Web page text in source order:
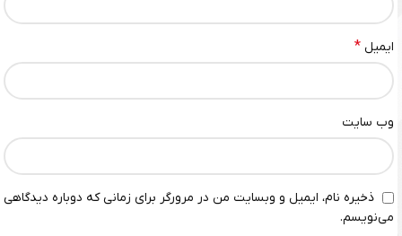
ایمیل *
وب‌ سایت
ذخیره نام، ایمیل و وبسایت من در مرورگر برای زمانی که دوباره دیدگاهی
می‌نویسم.